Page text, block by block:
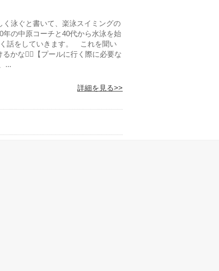
泳ぐと書いて、楽泳スイミングの
の中原コーチと40代から水泳を始
話をしていきます。 これを聞い
かな🏊‍♂️【プールに行く際に必要な
...
詳細を見る>>